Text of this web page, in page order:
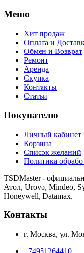
Меню
Хит продаж
Оплата и
Обмен и Возврат
Ремонт
Аренда
Скупка
Контакты
Статьи
Покупателю
Личный кабинет
Корзина
Список желаний
Политика
TSDMaster -
Атол, Urovo, Mindeo,
Honeywell, Datamax.
Контакты
г. Москва, ул.
+74951264410